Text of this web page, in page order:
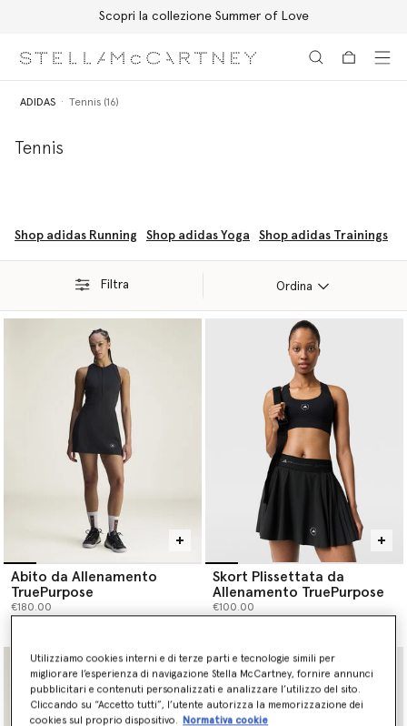
Scopri la collezione Summer of Love
ADIDAS Tennis (16)
Tennis
Shop adidas Running Shop adidas Yoga Shop adidas Trainings
Filtra Ordina
Abito da Allenamento
TruePurpose
€180.00
Skort Plissettata da
Allenamento TruePurpose
€100.00
Utilizziamo cookies interni e di terze parti e tecnologie simili per
migliorare l’esperienza di navigazione Stella McCartney, fornire annunci
pubblicitari e contenuti personalizzati e analizzare l’utilizzo del sito.
Cliccando su “Accetto tutti”, l’utente autorizza la memorizzazione dei
cookies sul proprio dispositivo.
Normativa cookie